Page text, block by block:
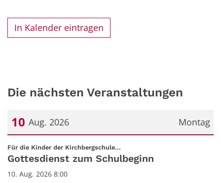
In Kalender eintragen
Die nächsten Veranstaltungen
Montag
10 Aug. 2026
Datum: 10. August 2026
Für die Kinder der Kirchbergschule...
Gottesdienst zum Schulbeginn
10. Aug. 2026 8:00